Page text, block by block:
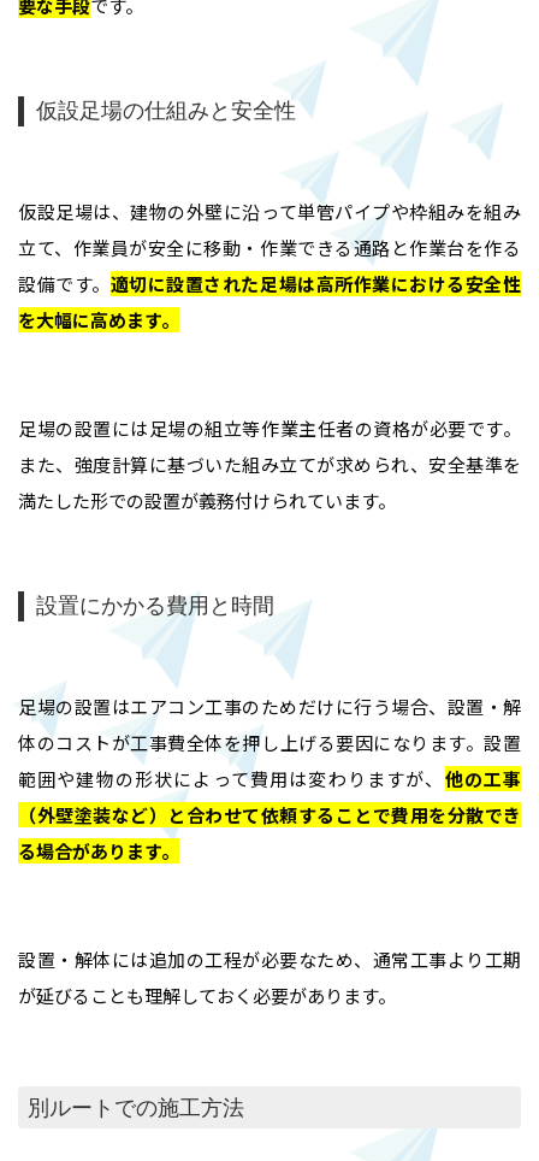
要な手段です。
仮設足場の仕組みと安全性
仮設足場は、建物の外壁に沿って単管パイプや枠組みを組み
立て、作業員が安全に移動・作業できる通路と作業台を作る
設備です。 適切に設置された足場は高所作業における安全性
を大幅に高めます。
足場の設置には足場の組立等作業主任者の資格が必要です。
また、強度計算に基づいた組み立てが求められ、安全基準を
満たした形での設置が義務付けられています。
設置にかかる費用と時間
足場の設置はエアコン工事のためだけに行う場合、設置・解
体のコストが工事費全体を押し上げる要因になります。設置
範囲や建物の形状によって費用は変わりますが、 他の工事
（外壁塗装など）と合わせて依頼することで費用を分散でき
る場合があります。
設置・解体には追加の工程が必要なため、通常工事より工期
が延びることも理解しておく必要があります。
別ルートでの施工方法